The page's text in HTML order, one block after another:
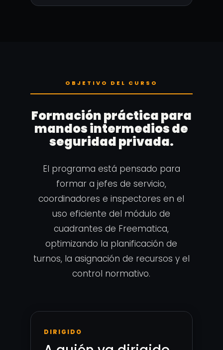
OBJETIVO DEL CURSO
Formación práctica para
mandos intermedios de
seguridad privada.
El programa está pensado para
formar a jefes de servicio,
coordinadores e inspectores en el
uso eficiente del módulo de
cuadrantes de Freematica,
optimizando la planificación de
turnos, la asignación de recursos y el
control normativo.
DIRIGIDO